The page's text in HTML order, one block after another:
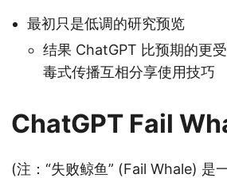
最初只是低调的研究预览
结果 ChatGPT 比预期的更
毒式传播互相分享使用技巧
ChatGPT Fail
(注：“失败鲸鱼” (Fail Whale) 是